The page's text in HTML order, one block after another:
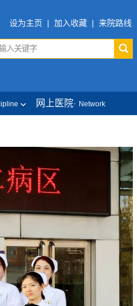
设为主页 | 加入收藏 | 来院路线
网上医院· Network